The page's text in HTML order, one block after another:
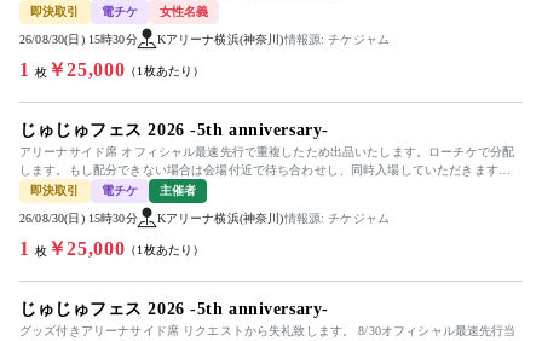
即決取引
電チケ 女性名義
26/08/30(日) 15時30分 Kアリーナ横浜(神奈川)情報源: チケジャム
1 枚￥25,000 （1枚あたり）
じゅじゅフェス 2026 -5th anniversary-
アリーナサイド席 オフィシャル最速先行で重複したため出品いたします。ローチケで分配
します。もし配分できない場合は会場付近で待ち合わせし、同時入場していただきます。
遅刻や入場拒否等など如何なる理由...
即決取引 電チケ 主催者
26/08/30(日) 15時30分 Kアリーナ横浜(神奈川)情報源: チケジャム
1 枚￥25,000 （1枚あたり）
じゅじゅフェス 2026 -5th anniversary-
グッズ付きアリーナサイド席 リクエストから失礼致します。 8/30オフィシャル最速先行当